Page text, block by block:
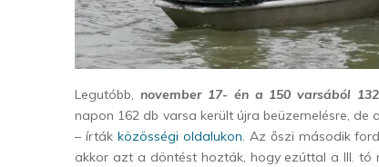
Legutóbb,november 17- én a 150 varsából
napon 162 db varsa került újra beüzemelésre, de
– írták közösségi oldalukon. Az őszi második
akkor azt a döntést hozták, hogy ezúttal a III. tó